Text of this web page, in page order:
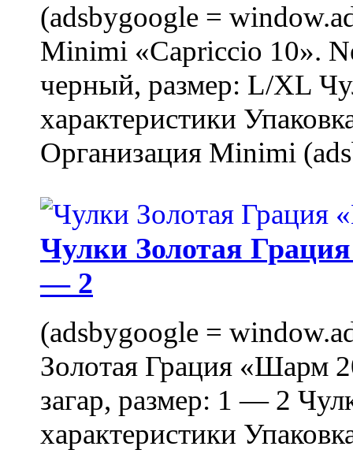
(adsbygoogle =
Minimi «Capriccio 10».
черный, размер: L/XL
характеристики
Организация Minimi
Чулки Золотая
— 2
(adsbygoogle =
Золотая Грация «Шарм
загар, размер: 1 — 2
характеристики